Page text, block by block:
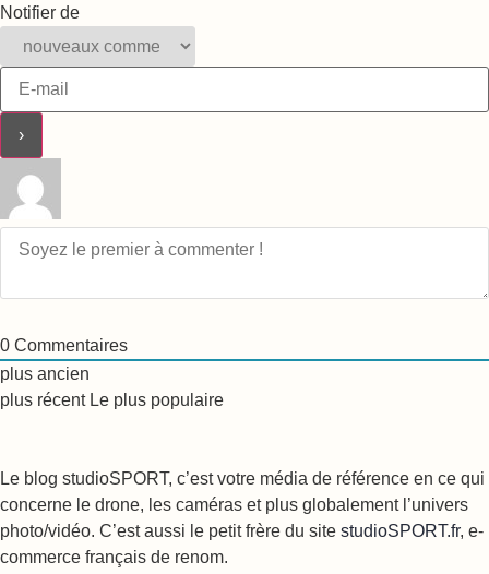
Notifier de
0 Commentaires
plus ancien
plus récent Le plus populaire
Le blog studioSPORT, c’est votre média de référence en ce qui
concerne le drone, les caméras et plus globalement l’univers
photo/vidéo. C’est aussi le petit frère du site studioSPORT.fr, e-
commerce français de renom.